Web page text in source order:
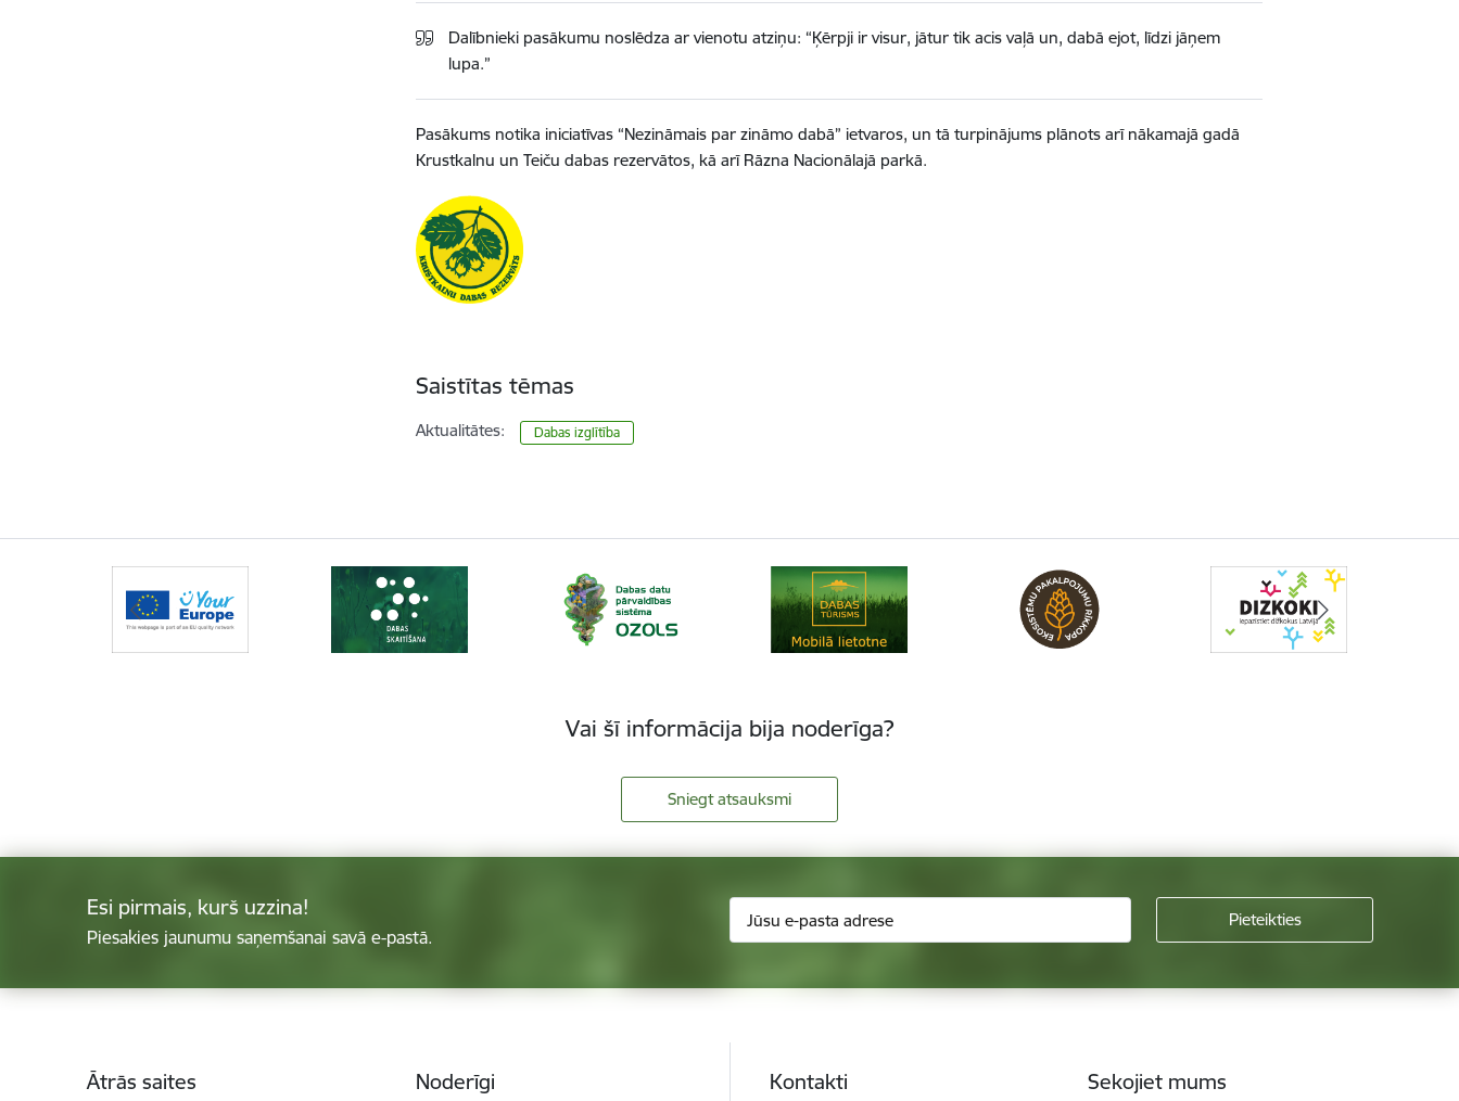
Dalībnieki pasākumu noslēdza ar vienotu atziņu: “Ķērpji ir visur, jātur tik acis vaļā un, dabā ejot, līdzi jāņem
lupa.”
Pasākums notika iniciatīvas “Nezināmais par zināmo dabā” ietvaros, un tā turpinājums plānots arī nākamajā gadā
Krustkalnu un Teiču dabas rezervātos, kā arī Rāzna Nacionālajā parkā.
Saistītas tēmas
Aktualitātes: Dabas izglītība
Vai šī informācija bija noderīga?
Sniegt atsauksmi
Esi pirmais, kurš uzzina!
Piesakies jaunumu saņemšanai savā e-pastā.
Ātrās saites Noderīgi Kontakti Sekojiet mums